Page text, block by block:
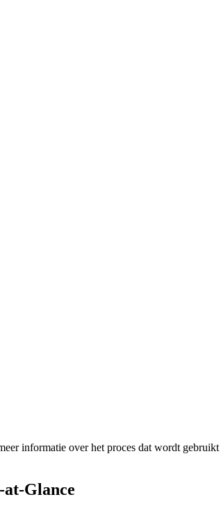
informatie over het proces dat wordt
Glance